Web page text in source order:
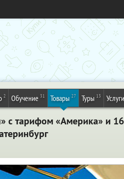
2 Обучение 31 Товары 27 Туры 13 Услуги
с тарифом «Америка» и